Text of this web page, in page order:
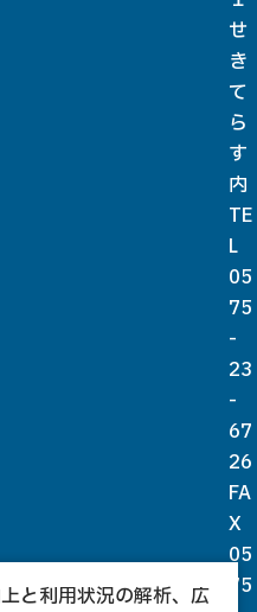
せ
き
て
ら
す
内
TE
L
05
75
-
23
-
67
26
FA
X
05
75
と利用状況の解析、広